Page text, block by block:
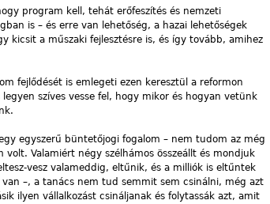
program kell, tehát erőfeszítés és nemzeti
is – és erre van lehetőség, a hazai lehetőségek
kicsit a műszaki fejlesztésre is, és így tovább, amihez
fejlődését is emlegeti ezen keresztül a reformon
szíves vesse fel, hogy mikor és hogyan vetünk
egyszerű büntetőjogi fogalom – nem tudom az még
Valamiért négy szélhámos összeállt és mondjuk
vesz valameddig, eltűnik, és a milliók is eltűntek
–, a tanács nem tud semmit sem csinálni, még azt
ilyen vállalkozást csináljanak és folytassák azt, amit